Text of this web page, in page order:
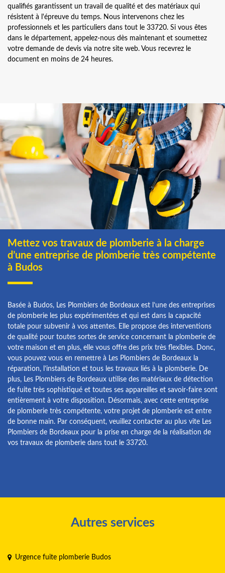
qualifiés garantissent un travail de qualité et des matériaux qui
résistent à l'épreuve du temps. Nous intervenons chez les
professionnels et les particuliers dans tout le 33720. Si vous êtes
dans le département, appelez-nous dès maintenant et soumettez
votre demande de devis via notre site web. Vous recevrez le
document en moins de 24 heures.
Mettez vos travaux de plomberie à la charge
d’une entreprise de plomberie très compétente
à Budos
Basée à Budos, Les Plombiers de Bordeaux est l’une des entreprises
de plomberie les plus expérimentées et qui est dans la capacité
totale pour subvenir à vos attentes. Elle propose des interventions
de qualité pour toutes sortes de service concernant la plomberie de
votre maison et en plus, elle vous offre des prix très flexibles. Donc,
vous pouvez vous en remettre à Les Plombiers de Bordeaux la
réparation, l’installation et tous les travaux liés à la plomberie. De
plus, Les Plombiers de Bordeaux utilise des matériaux de détection
de fuite très sophistiqué et toutes ses appareilles et savoir-faire sont
entièrement à votre disposition. Désormais, avec cette entreprise
de plomberie très compétente, votre projet de plomberie est entre
de bonne main. Par conséquent, veuillez contacter au plus vite Les
Plombiers de Bordeaux pour la prise en charge de la réalisation de
vos travaux de plomberie dans tout le 33720.
Autres services
Urgence fuite plomberie Budos